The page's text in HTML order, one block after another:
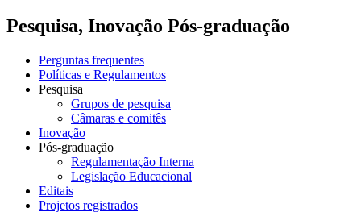
Pesquisa, Inovação Pós-graduação
Perguntas frequentes
Políticas e Regulamentos
Pesquisa
Grupos de pesquisa
Câmaras e comitês
Inovação
Pós-graduação
Regulamentação Interna
Legislação Educacional
Editais
Projetos registrados